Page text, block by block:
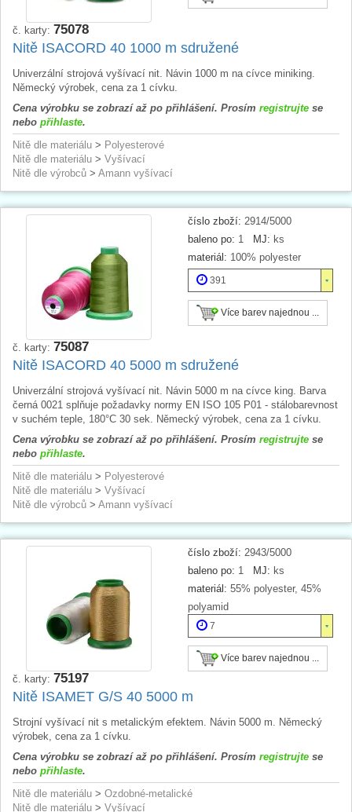
č. karty: 75078
Nitě ISACORD 40 1000 m sdružené
Univerzální strojová vyšívací nit. Návin 1000 m na cívce miniking.
Německý výrobek, cena za 1 cívku.
Cena výrobku se zobrazí až po přihlášení. Prosím registrujte se
nebo přihlaste.
Nitě dle materiálu > Polyesterové
Nitě dle materiálu > Vyšívací
Nitě dle výrobců > Amann vyšívací
číslo zboží: 2914/5000
baleno po: 1 MJ: ks
materiál: 100% polyester
391
Více barev najednou ...
č. karty: 75087
Nitě ISACORD 40 5000 m sdružené
Univerzální strojová vyšívací nit. Návin 5000 m na cívce king. Barva
černá 0021 splňuje požadavky normy EN ISO 105 P01 - stálobarevnost
v suchém teple, 180°C 30 sek. Německý výrobek, cena za 1 cívku.
Cena výrobku se zobrazí až po přihlášení. Prosím registrujte se
nebo přihlaste.
Nitě dle materiálu > Polyesterové
Nitě dle materiálu > Vyšívací
Nitě dle výrobců > Amann vyšívací
číslo zboží: 2943/5000
baleno po: 1 MJ: ks
materiál: 55% polyester, 45%
polyamid
7
Více barev najednou ...
č. karty: 75197
Nitě ISAMET G/S 40 5000 m
Strojní vyšívací nit s metalickým efektem. Návin 5000 m. Německý
výrobek, cena za 1 cívku.
Cena výrobku se zobrazí až po přihlášení. Prosím registrujte se
nebo přihlaste.
Nitě dle materiálu > Ozdobné-metalické
Nitě dle materiálu > Vyšívací